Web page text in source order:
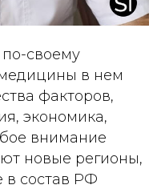
своему
в нем
факторов,
экономика,
внимание
новые регионы,
состав РФ